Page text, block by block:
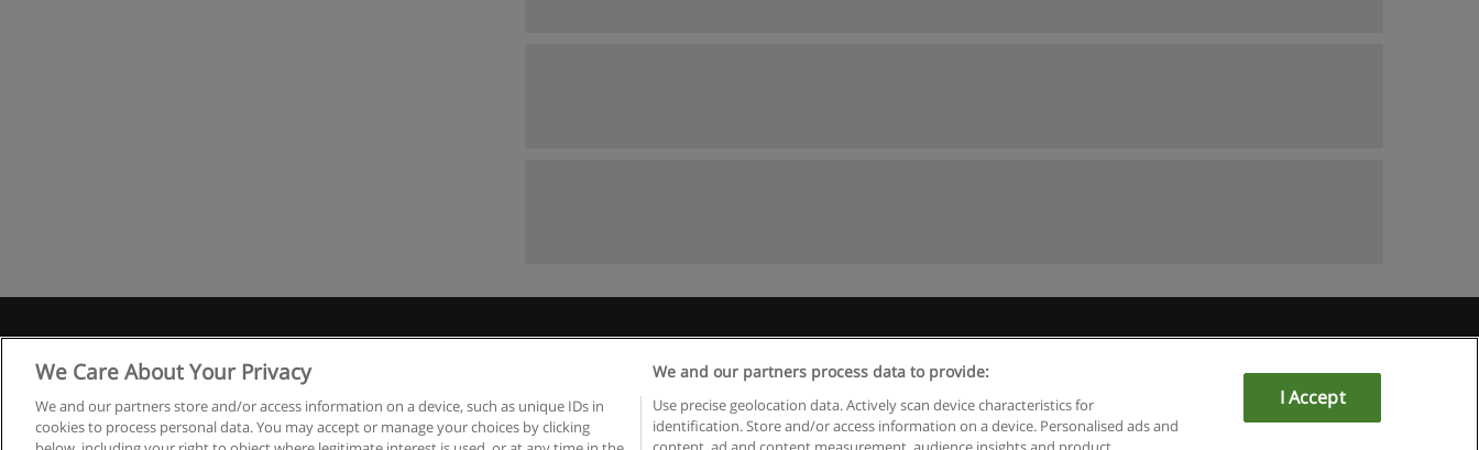
Copyright © Educaedu Business S.L. - CIF : B-95610580: - www.educaedu.com.pt
We Care About Your Privacy
We and our partners store and/or access information on a device, such as unique IDs in
cookies to process personal data. You may accept or manage your choices by clicking
We and our partners process data to provide:
Use precise geolocation data. Actively scan device characteristics for
identification. Store and/or access information on a device. Personalised ads and
I Accept